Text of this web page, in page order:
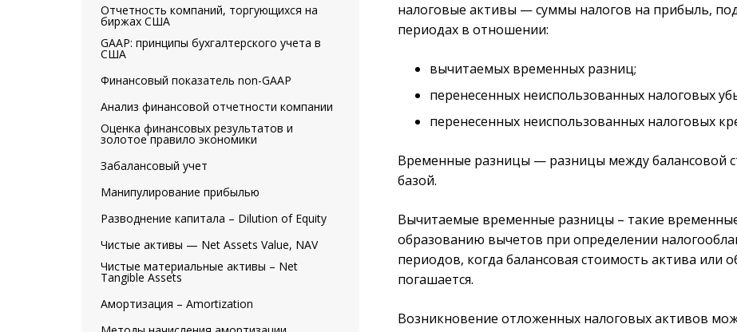
Отчетность компаний, торгующихся на
биржах США
GAAP: принципы бухгалтерского учета в
США
Финансовый показатель non-GAAP
Анализ финансовой отчетности компании
Оценка финансовых результатов и
золотое правило экономики
Забалансовый учет
Манипулирование прибылью
Разводнение капитала – Dilution of Equity
Чистые активы — Net Assets Value, NAV
Чистые материальные активы – Net
Tangible Assets
Амортизация – Amortization
налоговые активы — суммы налогов на прибыль,
периодах в отношении:
вычитаемых временных разниц;
перенесенных неиспользованных налоговых
перенесенных неиспользованных налоговых
Временные разницы — разницы между балансовой
базой.
Вычитаемые временные разницы – такие
образованию вычетов при определении
периодов, когда балансовая стоимость актива или
погашается.
Возникновение отложенных налоговых активов